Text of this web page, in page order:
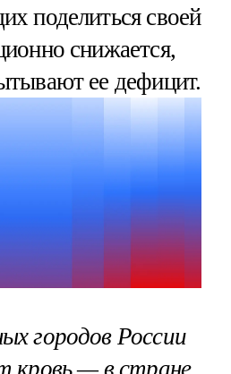
поделиться своей
снижается,
ее дефицит.
городов России
кровь — в стране